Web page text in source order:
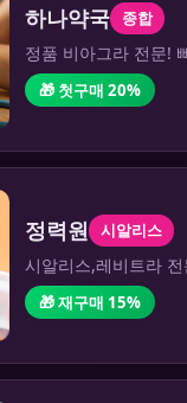
하나약국 종합
정품 비아그라 전문!
🎁 첫구매 20%
정력원 시알리스
시알리스,레비트라
🎁 재구매 15%